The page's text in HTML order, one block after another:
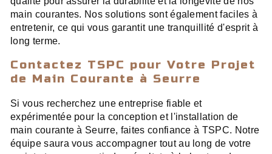
main courantes. Nos solutions sont également faciles à
entretenir, ce qui vous garantit une tranquillité d'esprit à
long terme.
Contactez TSPC pour Votre Projet
de Main Courante à Seurre
Si vous recherchez une entreprise fiable et
expérimentée pour la conception et l'installation de
main courante à Seurre, faites confiance à TSPC. Notre
équipe saura vous accompagner tout au long de votre